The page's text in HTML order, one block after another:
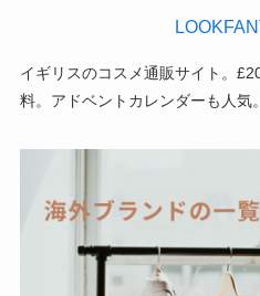
イギリスのコスメ通販サイト。
料。アドベントカレンダーも人気。